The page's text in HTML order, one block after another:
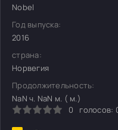
Nobel
Год выпуска:
2016
страна:
Норвегия
Продолжительность:
NaN ч. NaN м. ( м.)
0
голосов: